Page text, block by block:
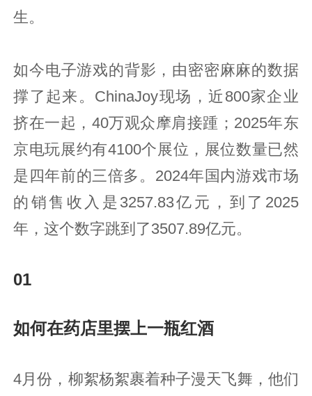
生。
如今电子游戏的背影，由密密麻麻的数据
撑了起来。ChinaJoy现场，近800家企业
挤在一起，40万观众摩肩接踵；2025年东
京电玩展约有4100个展位，展位数量已然
是四年前的三倍多。2024年国内游戏市场
的销售收入是3257.83亿元，到了2025
年，这个数字跳到了3507.89亿元。
01
如何在药店里摆上一瓶红酒
4月份，柳絮杨絮裹着种子漫天飞舞，他们